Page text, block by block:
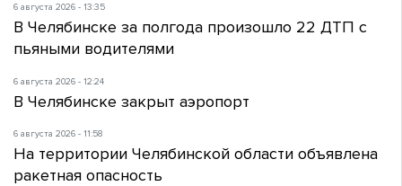
6 августа 2026 - 13:35
В Челябинске за полгода произошло 22 ДТП с
пьяными водителями
6 августа 2026 - 12:24
В Челябинске закрыт аэропорт
6 августа 2026 - 11:58
На территории Челябинской области объявлена
ракетная опасность